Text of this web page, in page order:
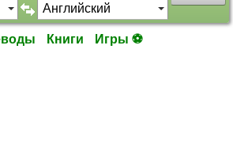
Книги Игры ⚽